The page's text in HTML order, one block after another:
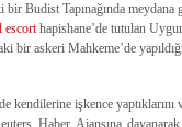
Budist Tapınağında meydana
escorthapishane’de tutulan
bir askeri Mahkeme’de
kendilerine işkence
Haber Ajansına